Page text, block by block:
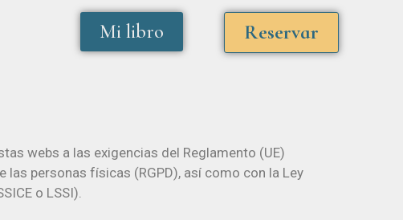
Mi libro Reservar
webs a las exigencias del Reglamento (UE)
personas físicas (RGPD), así como con la Ley
o LSSI).